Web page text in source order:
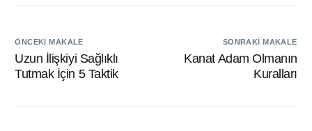
ÖNCEKI MAKALE
Uzun İlişkiyi Sağlıklı
Tutmak İçin 5 Taktik
SONRAKI MAKALE
Kanat Adam Olmanın
Kuralları